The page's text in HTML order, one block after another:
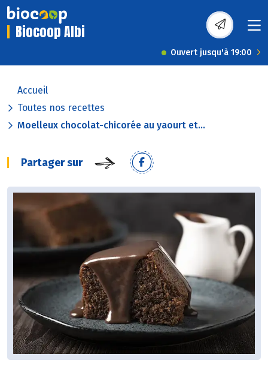
Biocoop Albi
Ouvert jusqu'à 19:00
Accueil
Toutes nos recettes
Moelleux chocolat-chicorée au yaourt et...
Partager sur